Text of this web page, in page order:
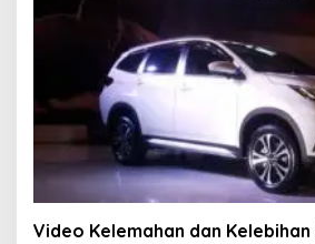
Video Kelemahan dan Kelebihan